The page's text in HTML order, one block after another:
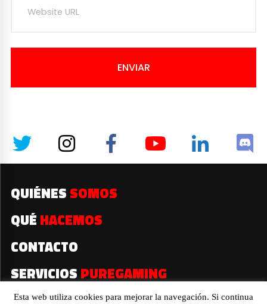
ENVIAR
QUIÉNES SOMOS
QUÉ HACEMOS
CONTACTO
SERVICIOS PUREGAMING
Esta web utiliza cookies para mejorar la navegación. Si continua